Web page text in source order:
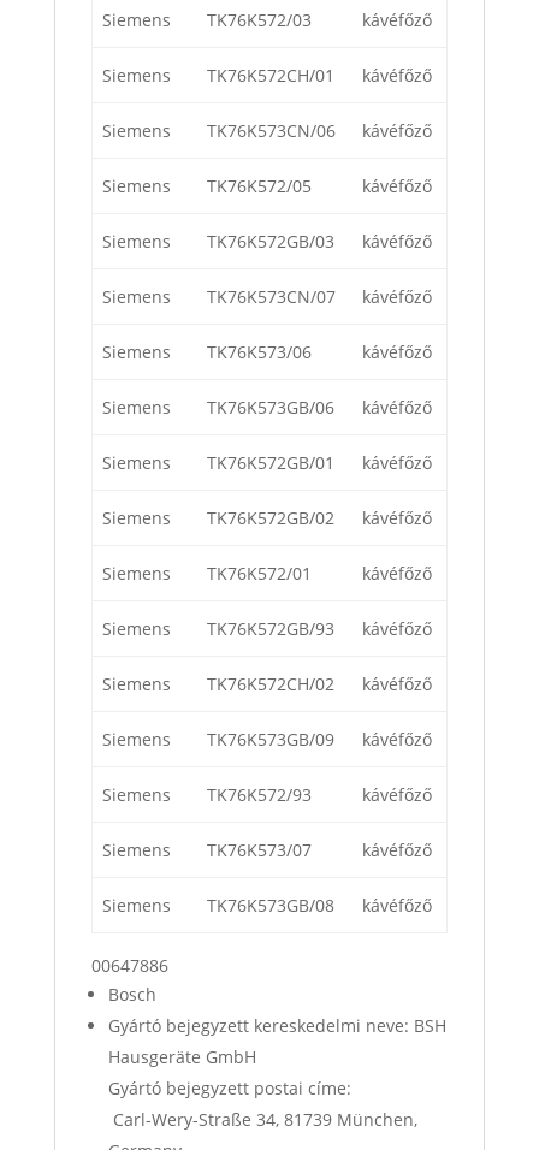
Siemens TK76K572/03 kávéfőző
Siemens TK76K572CH/01 kávéfőző
Siemens TK76K573CN/06 kávéfőző
Siemens TK76K572/05 kávéfőző
Siemens TK76K572GB/03 kávéfőző
Siemens TK76K573CN/07 kávéfőző
Siemens TK76K573/06 kávéfőző
Siemens TK76K573GB/06 kávéfőző
Siemens TK76K572GB/01 kávéfőző
Siemens TK76K572GB/02 kávéfőző
Siemens TK76K572/01 kávéfőző
Siemens TK76K572GB/93 kávéfőző
Siemens TK76K572CH/02 kávéfőző
Siemens TK76K573GB/09 kávéfőző
Siemens TK76K572/93 kávéfőző
Siemens TK76K573/07 kávéfőző
Siemens TK76K573GB/08 kávéfőző
00647886
Bosch
Gyártó bejegyzett kereskedelmi neve: BSH
Hausgeräte GmbH
Gyártó bejegyzett postai címe:
Carl-Wery-Straße 34, 81739 München,